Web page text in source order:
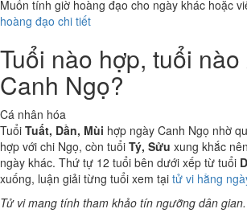
Muốn tính giờ hoàng đạo cho ngày khác hoặc
hoàng đạo chi tiết
Tuổi nào hợp, tuổi
Canh Ngọ?
Cá nhân hóa
Tuổi Tuất, Dần, Mùi hợp ngày Canh Ngọ nhờ
hợp với chi Ngọ, còn tuổi Tý, Sửu xung khắc
ngày khác. Thứ tự 12 tuổi bên dưới xếp từ tuổi
xuống, luận giải từng tuổi xem tại tử vi hằng
Tử vi mang tính tham khảo tín ngưỡng dân gian.